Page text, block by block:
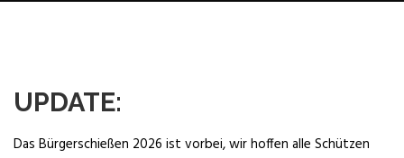
UPDATE:
Das Bürgerschießen 2026 ist vorbei, wir hoffen alle Schützen